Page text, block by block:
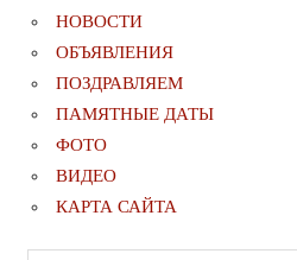
НОВОСТИ
ОБЪЯВЛЕНИЯ
ПОЗДРАВЛЯЕМ
ПАМЯТНЫЕ ДАТЫ
ФОТО
ВИДЕО
КАРТА САЙТА